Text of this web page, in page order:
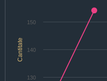
Cantitate
130
140
150